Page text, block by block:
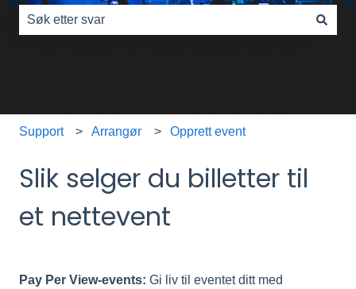
Support Arrangør Opprett event
Slik selger du billetter til
et nettevent
Pay Per View-events: Gi liv til eventet ditt med